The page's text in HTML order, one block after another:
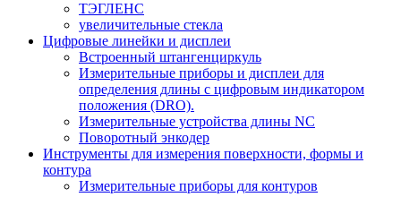
ТЭГЛЕНС
увеличительные стекла
Цифровые линейки и дисплеи
Встроенный штангенциркуль
Измерительные приборы и дисплеи для
определения длины с цифровым индикатором
положения (DRO).
Измерительные устройства длины NC
Поворотный энкодер
Инструменты для измерения поверхности, формы и
контура
Измерительные приборы для контуров